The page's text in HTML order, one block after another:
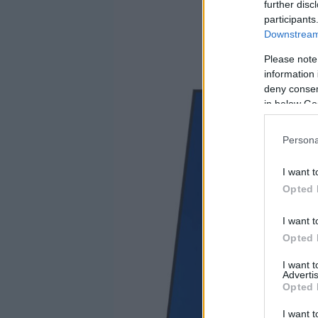
further
Please
information
deny
in below
I want
Opted
I want
Opted
I want
Opted
I want